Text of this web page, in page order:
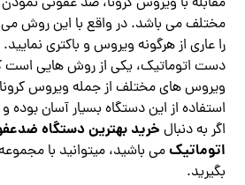
مختلف می باشد. در واقع با این روش
را عاری از هرگونه ویروس و باکتری
دست اتوماتیک، یکی از روش هایی است
ویروس های مختلف از جمله ویروس کرونا
استفاده از این دستگاه بسیار آسان بوده و
اگر به دنبال خرید بهترین دستگاه
اتوماتیکمی باشید، میتوانید با
بگیرید.